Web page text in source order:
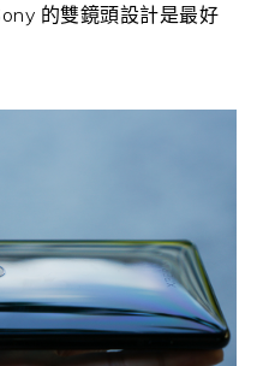
的雙鏡頭設計是最好